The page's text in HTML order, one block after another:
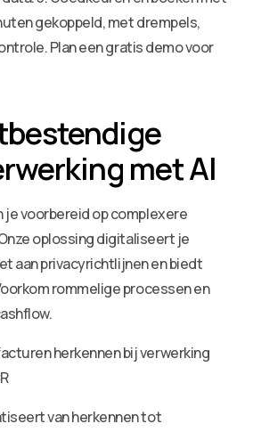
gekoppeld, met drempels,
Plan een gratis demo voor
met AI
je voorbereid op complexere
oplossing digitaliseert je
aan privacyrichtlijnen en biedt
rommelige processen en
van herkennen tot